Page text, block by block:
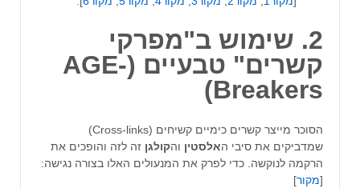
2. שימוש ב"מפרקי
קשרים" טבעיים (AGE-
Breakers)
הסוכר מייצר קשרים כימיים קשיחים (Cross-links)
שמדביקים את סיבי האלסטין והקולגן זה לזה והופכים את
הרקמה לנוקשה. כדי לפרק את המנעולים האלו בצורה נגישה:
[מקור]